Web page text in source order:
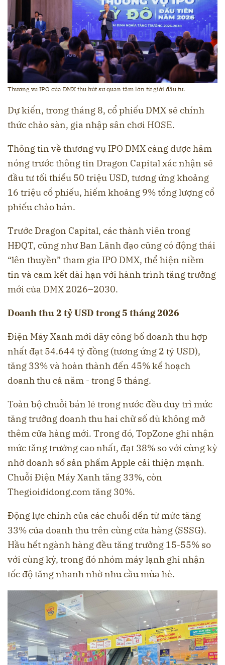
Thương vụ IPO của DMX thu hút sự quan tâm lớn từ giới đầu tư.
Dự kiến, trong tháng 8, cổ phiếu DMX sẽ chính
thức chào sàn, gia nhập sân chơi HOSE.
Thông tin về thương vụ IPO DMX càng được hâm
nóng trước thông tin Dragon Capital xác nhận sẽ
đầu tư tối thiểu 50 triệu USD, tương ứng khoảng
16 triệu cổ phiếu, hiếm khoảng 9% tổng lượng cổ
phiếu chào bán.
Trước Dragon Capital, các thành viên trong
HĐQT, cũng như Ban Lãnh đạo cũng có động thái
“lên thuyền” tham gia IPO DMX, thể hiện niềm
tin và cam kết dài hạn với hành trình tăng trưởng
mới của DMX 2026–2030.
Doanh thu 2 tỷ USD trong 5 tháng 2026
Điện Máy Xanh mới đây công bố doanh thu hợp
nhất đạt 54.644 tỷ đồng (tương ứng 2 tỷ USD),
tăng 33% và hoàn thành đến 45% kế hoạch
doanh thu cả năm - trong 5 tháng.
Toàn bộ chuỗi bán lẻ trong nước đều duy trì mức
tăng trưởng doanh thu hai chữ số dù không mở
thêm cửa hàng mới. Trong đó, TopZone ghi nhận
mức tăng trưởng cao nhất, đạt 38% so với cùng kỳ
nhờ doanh số sản phẩm Apple cải thiện mạnh.
Chuỗi Điện Máy Xanh tăng 33%, còn
Thegioididong.com tăng 30%.
Động lực chính của các chuỗi đến từ mức tăng
33% của doanh thu trên cùng cửa hàng (SSSG).
Hầu hết ngành hàng đều tăng trưởng 15-55% so
với cùng kỳ, trong đó nhóm máy lạnh ghi nhận
tốc độ tăng nhanh nhờ nhu cầu mùa hè.